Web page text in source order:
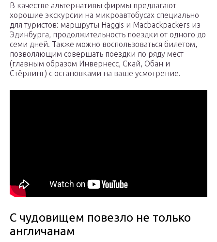
В качестве альтернативы фирмы предлагают
хорошие экскурсии на микроавтобусах специально
для туристов: маршруты Haggis и Macbackpackers из
Эдинбурга, продолжительность поездки от одного до
семи дней. Также можно воспользоваться билетом,
позволяющим совершать поездки по ряду мест
(главным образом Инвернесс, Скай, Обан и
Стёрлинг) с остановками на ваше усмотрение.
С чудовищем повезло не только
англичанам